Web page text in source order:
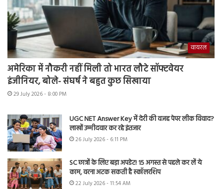
वायरल
अमेरिका में नौकरी नहीं मिली तो भारत लौटे सॉफ्टवेयर
इंजीनियर, बोले- संघर्ष ने बहुत कुछ सिखाया
29 July 2026 - 8:00 PM
UGC NET Answer Key में देरी की वजह पेपर लीक विवाद?
लाखों उम्मीदवार कर रहे इंतजार
26 July 2026 - 6:11 PM
SC छात्रों के लिए बड़ा अपडेट! 15 अगस्त से पहले कर लें ये
काम, वरना अटक सकती है स्कॉलरशिप
22 July 2026 - 11:54 AM